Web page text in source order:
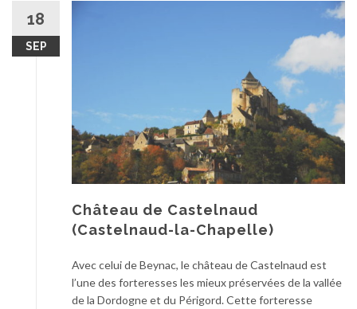
18
SEP
Château de Castelnaud
(Castelnaud-la-Chapelle)
Avec celui de Beynac, le château de Castelnaud est
l’une des forteresses les mieux préservées de la vallée
de la Dordogne et du Périgord. Cette forteresse